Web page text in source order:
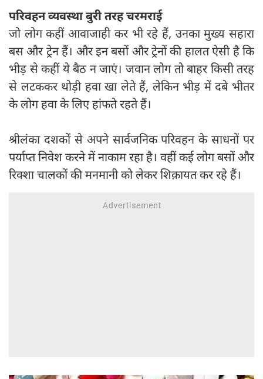
परिवहन व्यवस्था बुरी तरह चरमराई
जो लोग कहीं आवाजाही कर भी रहे हैं, उनका मुख्य सहारा
बस और ट्रेन हैं। और इन बसों और ट्रेनों की हालत ऐसी है कि
भीड़ से कहीं ये बैठ न जाएं। जवान लोग तो बाहर किसी तरह
से लटककर थोड़ी हवा खा लेते हैं, लेकिन भीड़ में दबे भीतर
के लोग हवा के लिए हांफते रहते हैं।
श्रीलंका दशकों से अपने सार्वजनिक परिवहन के साधनों पर
पर्याप्त निवेश करने में नाकाम रहा है। वहीं कई लोग बसों और
रिक्शा चालकों की मनमानी को लेकर शिक़ायत कर रहे हैं।